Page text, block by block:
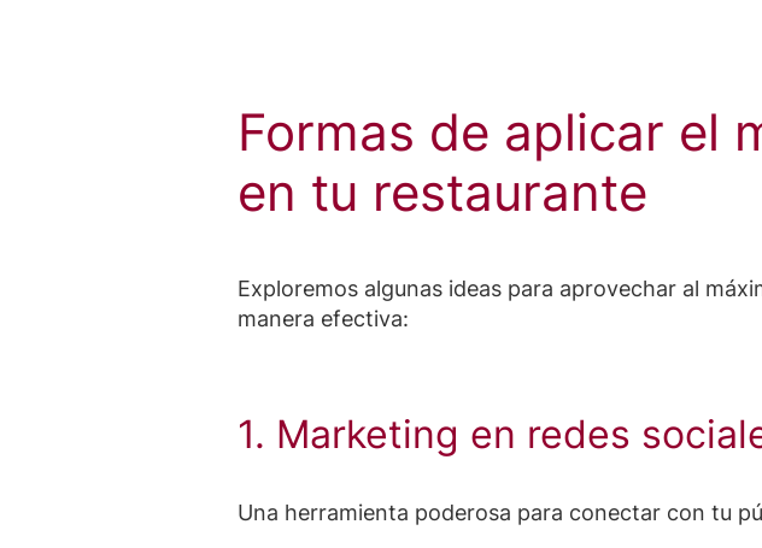
Formas de aplicar el
en tu restaurante
Exploremos algunas ideas para aprovechar al
manera efectiva:
1. Marketing en redes
Una herramienta poderosa para conectar con tu